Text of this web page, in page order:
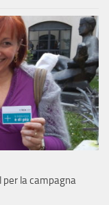
per la campagna